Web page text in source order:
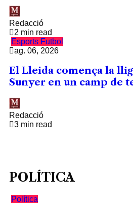
Redacció
2 min read
Esports Futbol
ag. 06, 2026
El Lleida comença la
Sunyer en un camp de
Redacció
3 min read
POLÍTICA
Política